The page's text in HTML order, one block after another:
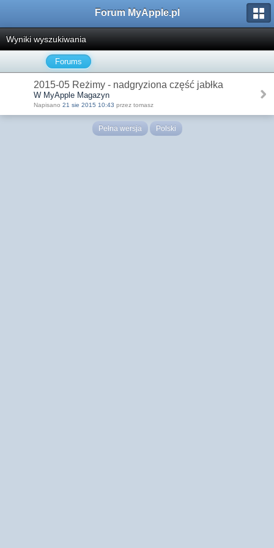
Forum MyApple.pl
Wyniki wyszukiwania
Forums
2015-05 Reżimy - nadgryziona część jabłka
W MyApple Magazyn
Napisano 21 sie 2015 10:43 przez tomasz
Pełna wersja Polski